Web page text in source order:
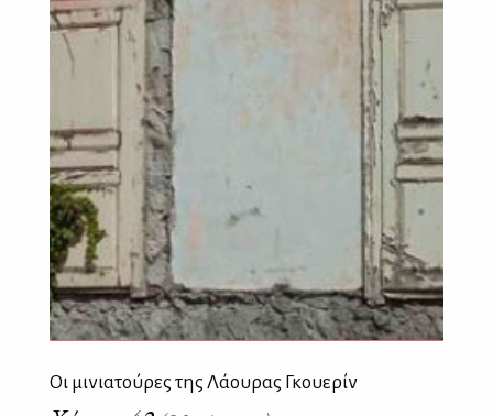
Οι μινιατούρες της Λάουρας Γκουερίν